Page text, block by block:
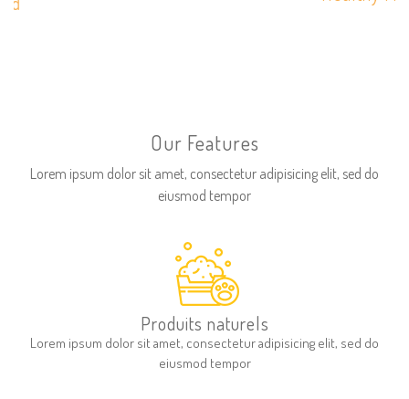
Our Features
Lorem ipsum dolor sit amet, consectetur adipisicing elit, sed do
eiusmod tempor
Produits naturels
Lorem ipsum dolor sit amet, consectetur adipisicing elit, sed do
eiusmod tempor